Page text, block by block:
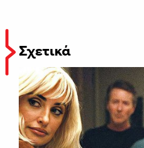
Σχετικά